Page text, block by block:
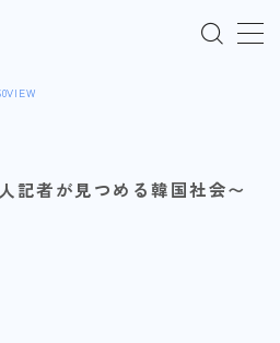
」について
記者が見つめる韓国社会〜